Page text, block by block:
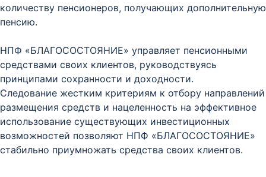
количеству пенсионеров, получающих дополнительную
пенсию.
НПФ «БЛАГОСОСТОЯНИЕ» управляет пенсионными
средствами своих клиентов, руководствуясь
принципами сохранности и доходности.
Следование жестким критериям к отбору направлений
размещения средств и нацеленность на эффективное
использование существующих инвестиционных
возможностей позволяют НПФ «БЛАГОСОСТОЯНИЕ»
стабильно приумножать средства своих клиентов.